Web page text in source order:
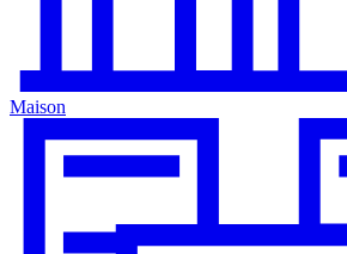
Maison